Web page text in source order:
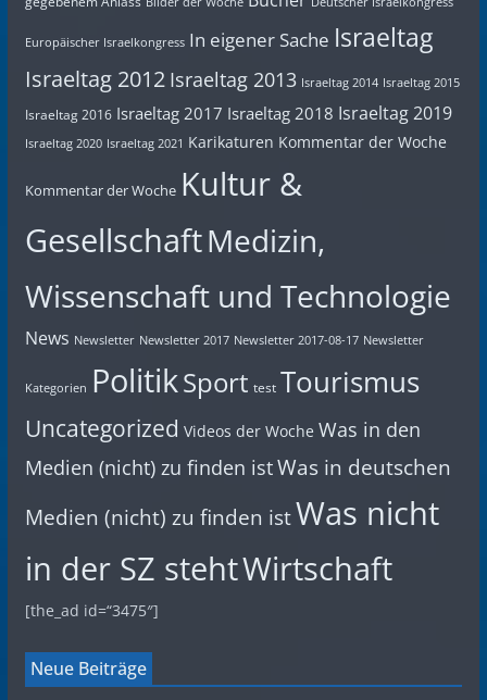
Europäischer Israelkongress In eigener Sache Israeltag
Israeltag 2012 Israeltag 2013 Israeltag 2014 Israeltag 2015
Israeltag 2016 Israeltag 2017 Israeltag 2018 Israeltag 2019
Israeltag 2020 Israeltag 2021 Karikaturen Kommentar der Woche
Kommentar der Woche Kultur &
GesellschaftMedizin,
Wissenschaft und Technologie
News Newsletter Newsletter 2017 Newsletter 2017-08-17 Newsletter
Kategorien PolitikSport test Tourismus
Uncategorized Videos der Woche Was in den
Medien (nicht) zu finden istWas in deutschen
Medien (nicht) zu finden istWas nicht
in der SZ stehtWirtschaft
[the_ad id=“3475″]
Neue Beiträge